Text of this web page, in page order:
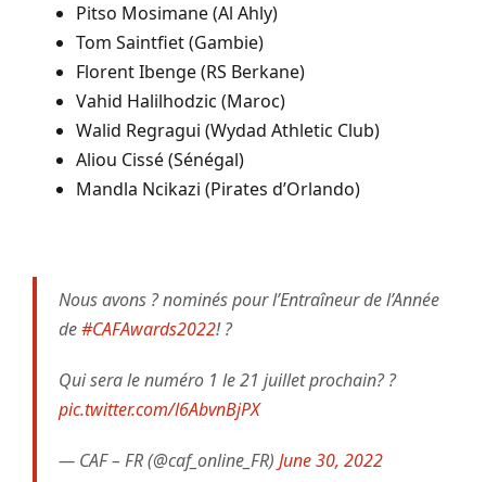
Pitso Mosimane (Al Ahly)
Tom Saintfiet (Gambie)
Florent Ibenge (RS Berkane)
Vahid Halilhodzic (Maroc)
Walid Regragui (Wydad Athletic Club)
Aliou Cissé (Sénégal)
Mandla Ncikazi (Pirates d’Orlando)
Nous avons ? nominés pour l’Entraîneur de l’Année
de#CAFAwards2022! ?
Qui sera le numéro 1 le 21 juillet prochain? ?
pic.twitter.com/l6AbvnBjPX
— CAF – FR (@caf_online_FR) June 30, 2022